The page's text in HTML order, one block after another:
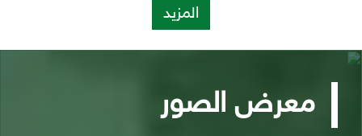
المزيد
معرض الصور